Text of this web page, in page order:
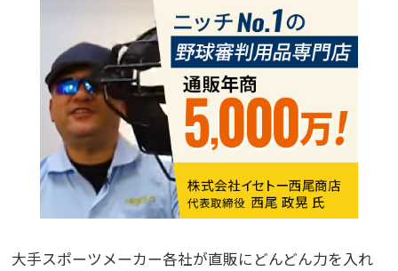
大手スポーツメーカー各社が直販にどんどん力を入れ